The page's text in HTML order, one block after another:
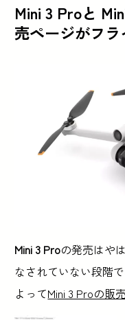
Mini 3 Proと
売ページがフ
Mini 3 Proの発売はや
なされていない段階
よってMini 3 Proの販